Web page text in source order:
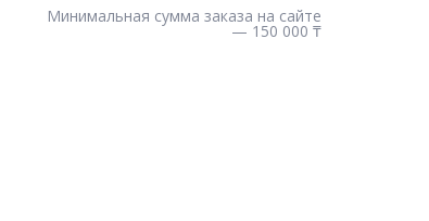
Минимальная сумма заказа на сайте
— 150 000 ₸